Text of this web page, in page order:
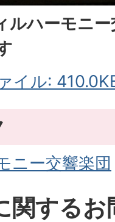
ルハーモニ
イル:
ニー交響楽団
関する